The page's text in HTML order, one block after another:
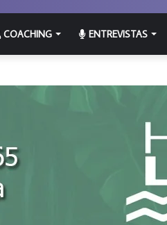
COACHING ENTREVISTAS